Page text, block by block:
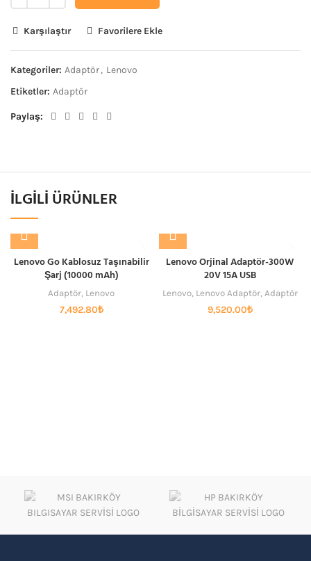
Karşılaştır Favorilere Ekle
Kategoriler: Adaptör, Lenovo
Etiketler: Adaptör
Paylaş
İLGILI ÜRÜNLER
Lenovo Go Kablosuz Taşınabilir
Şarj (10000 mAh)
Adaptör, Lenovo
7,492.80₺
Lenovo Orjinal Adaptör-300W
20V 15A USB
Lenovo, Lenovo Adaptör, Adaptör
9,520.00₺